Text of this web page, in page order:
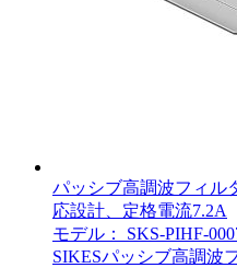
パッシブ高調波フィル
応設計、定格電流7.2A
モデル： SKS-PIHF-
SIKESパッシブ高調波